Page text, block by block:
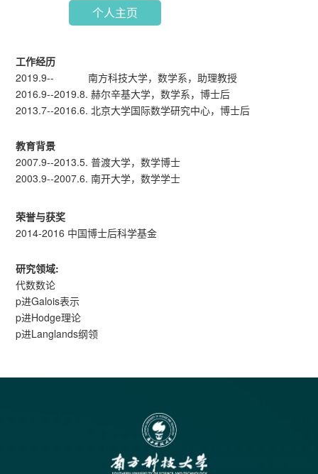
个人主页
工作经历
2019.9-- 南方科技大学，数学系，助理教授
2016.9--2019.8. 赫尔辛基大学，数学系，博士后
2013.7--2016.6. 北京大学国际数学研究中心，博士后
教育背景
2007.9--2013.5. 普渡大学，数学博士
2003.9--2007.6. 南开大学，数学学士
荣誉与获奖
2014-2016 中国博士后科学基金
研究领域:
代数数论
p进Galois表示
p进Hodge理论
p进Langlands纲领